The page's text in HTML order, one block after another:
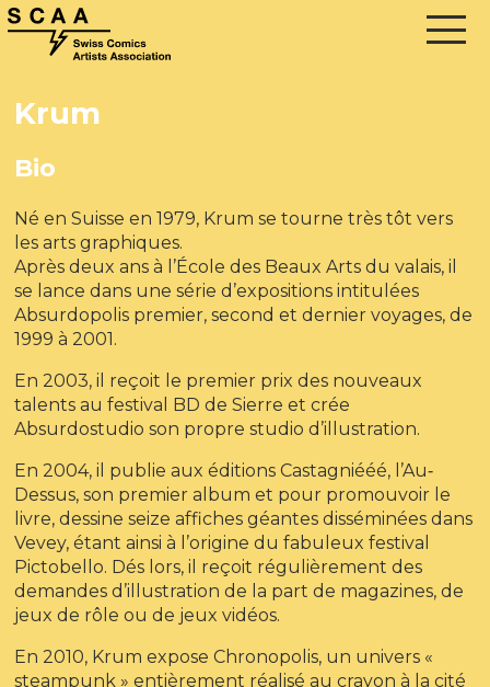
Krum
Bio
Né en Suisse en 1979, Krum se tourne très tôt vers
les arts graphiques.
Après deux ans à l’École des Beaux Arts du valais, il
se lance dans une série d’expositions intitulées
Absurdopolis premier, second et dernier voyages, de
1999 à 2001.
En 2003, il reçoit le premier prix des nouveaux
talents au festival BD de Sierre et crée
Absurdostudio son propre studio d’illustration.
En 2004, il publie aux éditions Castagniééé, l’Au‐
Dessus, son premier album et pour promouvoir le
livre, dessine seize affiches géantes disséminées dans
Vevey, étant ainsi à l’origine du fabuleux festival
Pictobello. Dés lors, il reçoit régulièrement des
demandes d’illustration de la part de magazines, de
jeux de rôle ou de jeux vidéos.
En 2010, Krum expose Chronopolis, un univers «
steampunk » entièrement réalisé au crayon à la cité